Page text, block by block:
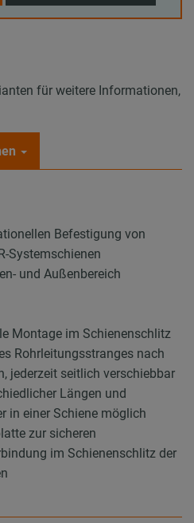
für weitere Informationen,
Befestigung von
Systemschienen
und Außenbereich
Montage im Schienenschlitz
Rohrleitungsstranges nach
jederzeit seitlich verschiebbar
Längen und
in einer Schiene möglich
zur sicheren
im Schienenschlitz der